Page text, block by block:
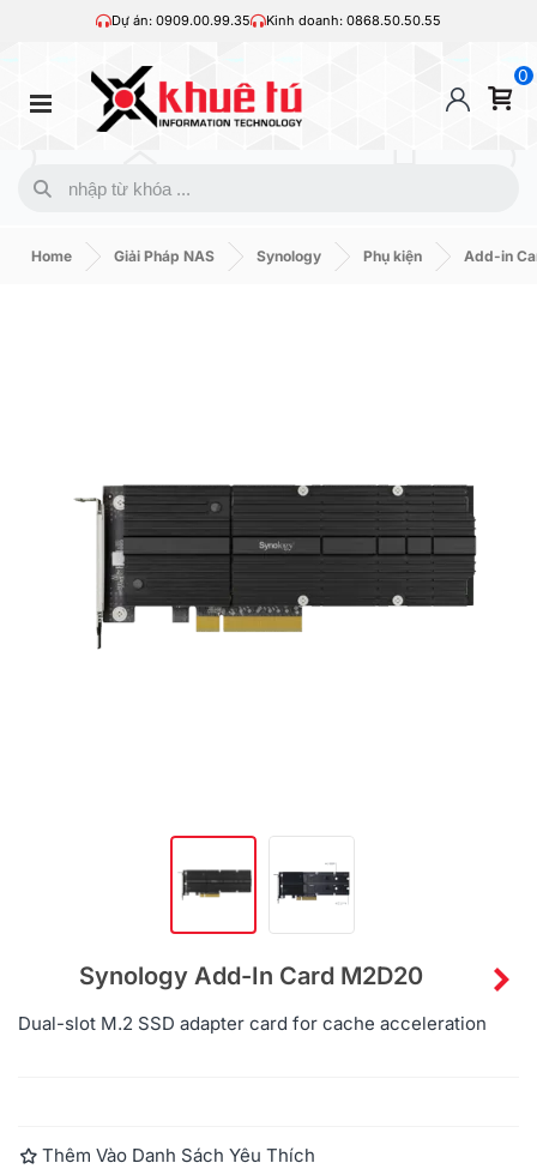
Dự án: 0909.00.99.35 Kinh doanh: 0868.50.50.55
0
Home Giải Pháp NAS Synology Phụ kiện Add-in
Synology Add-In Card M2D20
Dual-slot M.2 SSD adapter card for cache acceleration
Thêm Vào Danh Sách Yêu Thích